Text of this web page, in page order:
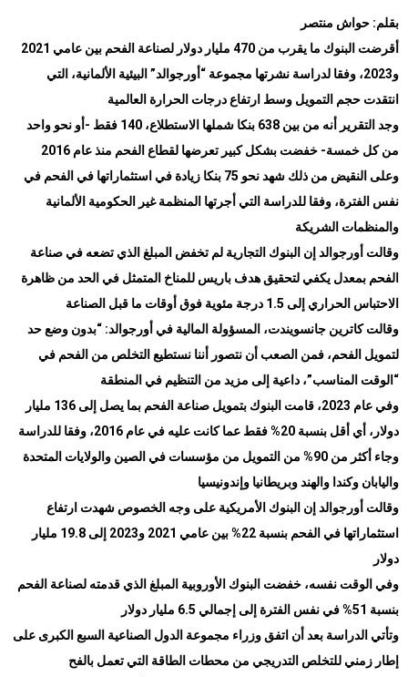
بقلم: حواش منتصر
أقرضت البنوك ما يقرب من 470 مليار دولار لصناعة الفحم بين عامي 2021
و2023، وفقا لدراسة نشرتها مجموعة “أورجوالد” البيئية الألمانية، التي
انتقدت حجم التمويل وسط ارتفاع درجات الحرارة العالمية
وجد التقرير أنه من بين 638 بنكا شملها الاستطلاع، 140 فقط -أو نحو واحد
من كل خمسة- خفضت بشكل كبير تعرضها لقطاع الفحم منذ عام 2016
وعلى النقيض من ذلك شهد نحو 75 بنكا زيادة في استثماراتها في الفحم في
نفس الفترة، وفقا للدراسة التي أجرتها المنظمة غير الحكومية الألمانية
والمنظمات الشريكة
وقالت أورجوالد إن البنوك التجارية لم تخفض المبلغ الذي تضعه في صناعة
الفحم بمعدل يكفي لتحقيق هدف باريس للمناخ المتمثل في الحد من ظاهرة
الاحتباس الحراري إلى 1.5 درجة مئوية فوق أوقات ما قبل الصناعة
وقالت كاترين جانسويندت، المسؤولة المالية في أورجوالد: “بدون وضع حد
لتمويل الفحم، فمن الصعب أن نتصور أننا نستطيع التخلص من الفحم في
الوقت المناسب”، داعية إلى مزيد من التنظيم في المنطقة “
وفي عام 2023، قامت البنوك بتمويل صناعة الفحم بما يصل إلى 136 مليار
دولار، أي أقل بنسبة 20% فقط عما كانت عليه في عام 2016، وفقا للدراسة
وجاء أكثر من 90% من التمويل من مؤسسات في الصين والولايات المتحدة
واليابان وكندا والهند وبريطانيا وإندونيسيا
وقالت أورجوالد إن البنوك الأمريكية على وجه الخصوص شهدت ارتفاع
استثماراتها في الفحم بنسبة 22% بين عامي 2021 و2023 إلى 19.8 مليار
دولار
وفي الوقت نفسه، خفضت البنوك الأوروبية المبلغ الذي قدمته لصناعة الفحم
بنسبة 51% في نفس الفترة إلى إجمالي 6.5 مليار دولار
وتأتي الدراسة بعد أن اتفق وزراء مجموعة الدول الصناعية السبع الكبرى على
إطار زمني للتخلص التدريجي من محطات الطاقة التي تعمل بالفح